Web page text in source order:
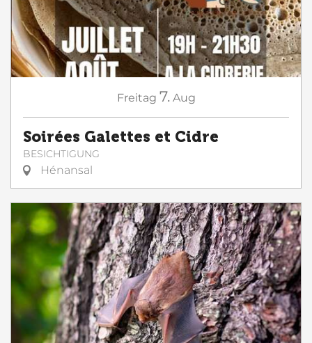
Freitag 7. Aug
Soirées Galettes et Cidre
BESICHTIGUNG
Hénansal